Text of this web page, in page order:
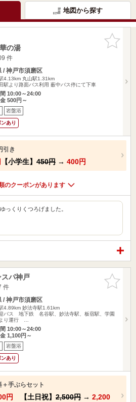
地図から探す
お気に入
りに追加
の湯
件
/ 神戸市須磨区
4.13km 丸山駅1.31km
駅より路面バス利用 薮中バス停にて下車
10:00～24:00
500円～
岩盤浴
あり
引き
【小学生】 450円 → 400円
のクーポンがあります
っくりくつろげました。
お気に入
りに追加
パ神戸
件
/ 神戸市須磨区
4.89km 妙法寺駅1.61km
バス 地下鉄 名谷駅、妙法寺駅、板宿駅、学園
り運行 …
10:00～24:00
1,100円～
岩盤浴
あり
＋手ぶらセット
円 【土日祝】 2,500円 → 2,200